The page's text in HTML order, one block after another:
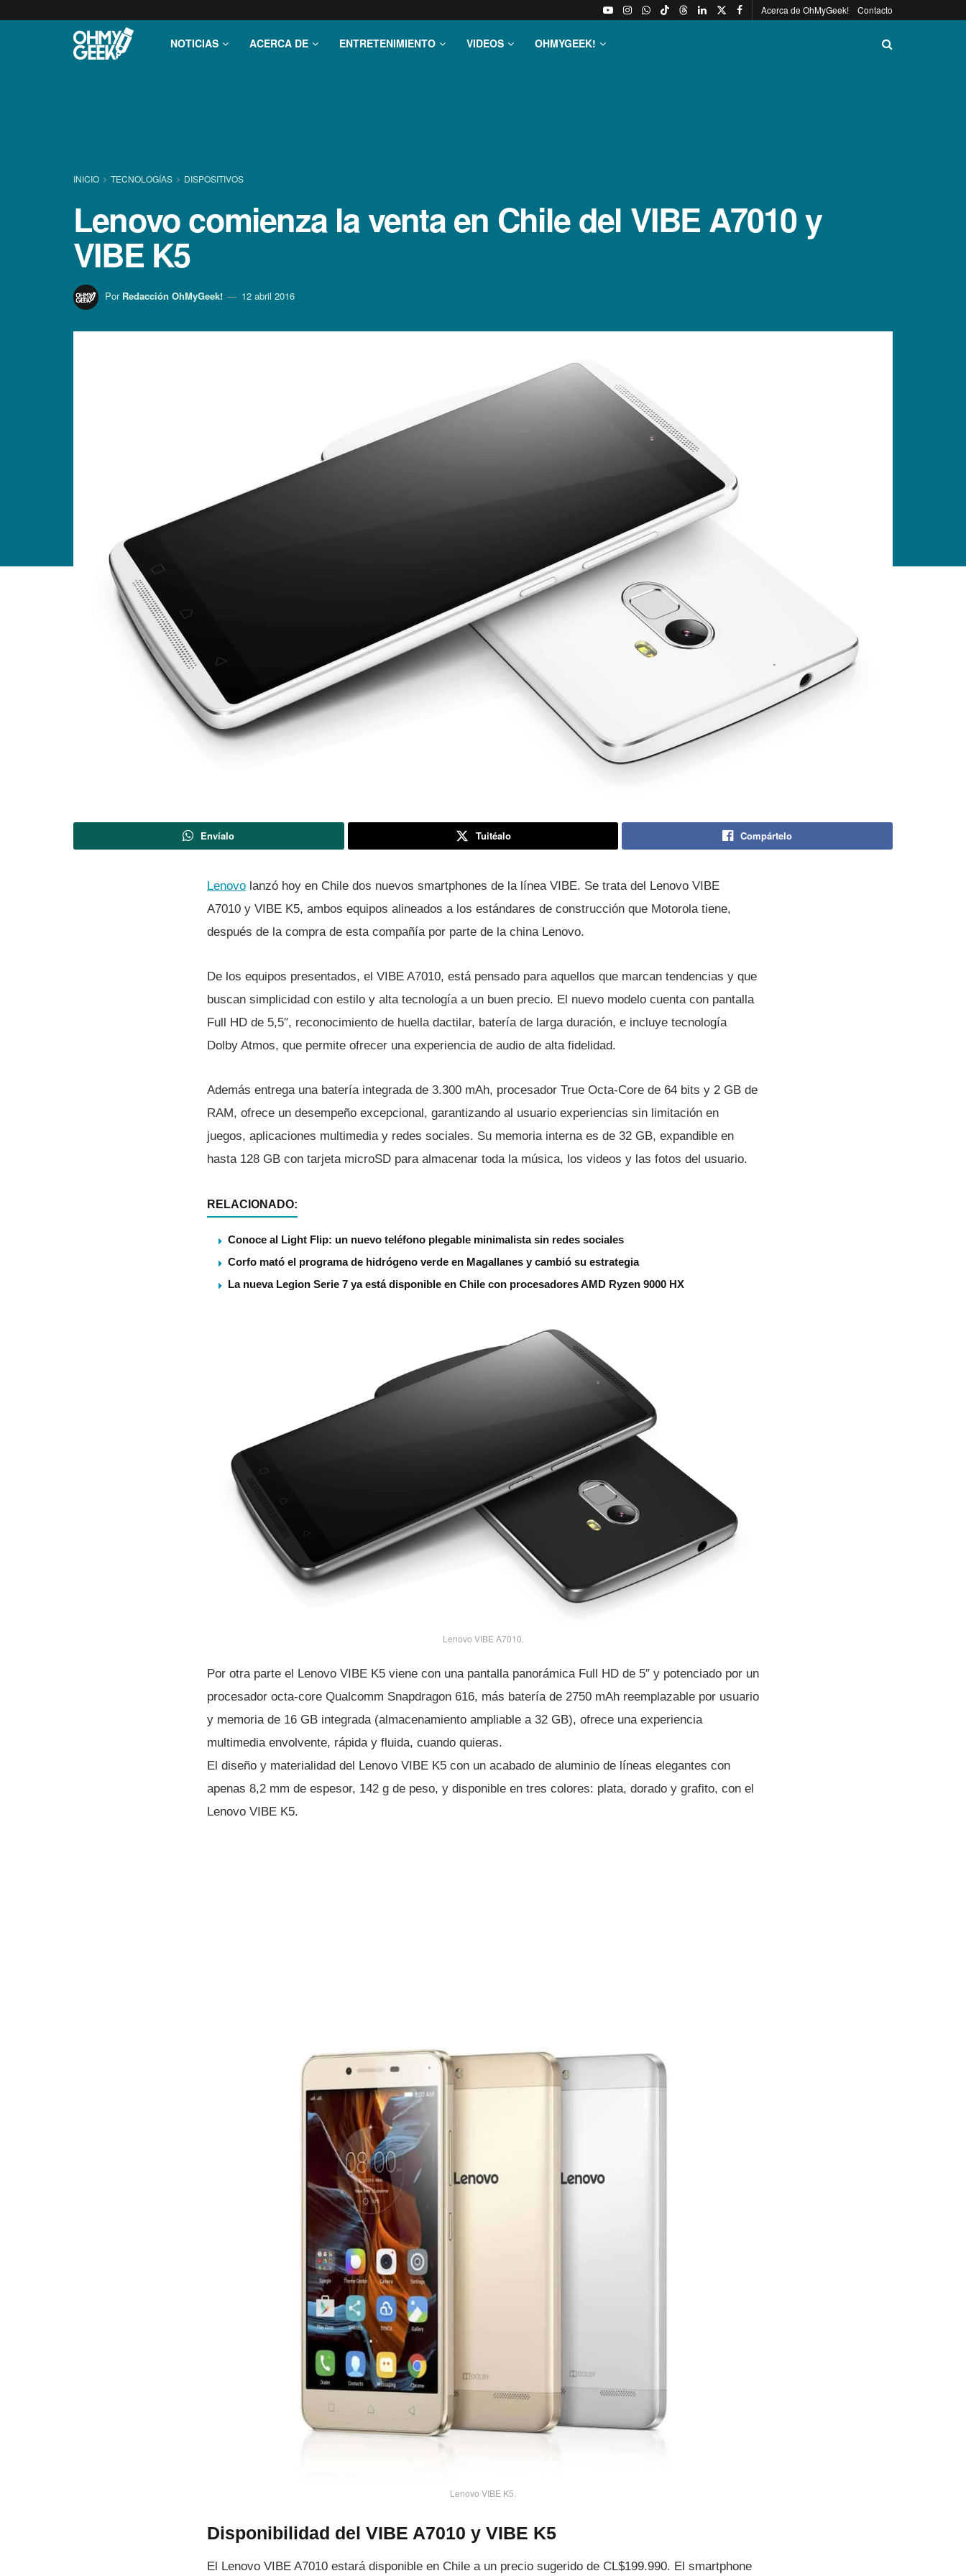
Acerca de OhMyGeek! Contacto
NOTICIAS ACERCA DE ENTRETENIMIENTO VIDEOS OHMYGEEK!
INICIO TECNOLOGÍ­AS DISPOSITIVOS
Lenovo comienza la venta en Chile del VIBE A7010 y
VIBE K5
Por Redacción OhMyGeek! 12 abril 2016
Envíalo Tuitéalo Compártelo
Lenovo lanzó hoy en Chile dos nuevos smartphones de la lí­nea VIBE. Se trata del Lenovo VIBE
A7010 y VIBE K5, ambos equipos alineados a los estándares de construcción que Motorola tiene,
después de la compra de esta compañí­a por parte de la china Lenovo.
De los equipos presentados, el VIBE A7010, está pensado para aquellos que marcan tendencias y que
buscan simplicidad con estilo y alta tecnologí­a a un buen precio. El nuevo modelo cuenta con pantalla
Full HD de 5,5″, reconocimiento de huella dactilar, baterí­a de larga duración, e incluye tecnologí­a
Dolby Atmos, que permite ofrecer una experiencia de audio de alta fidelidad.
Además entrega una baterí­a integrada de 3.300 mAh, procesador True Octa-Core de 64 bits y 2 GB de
RAM, ofrece un desempeño excepcional, garantizando al usuario experiencias sin limitación en
juegos, aplicaciones multimedia y redes sociales. Su memoria interna es de 32 GB, expandible en
hasta 128 GB con tarjeta microSD para almacenar toda la música, los videos y las fotos del usuario.
RELACIONADO:
Conoce al Light Flip: un nuevo teléfono plegable minimalista sin redes sociales
Corfo mató el programa de hidrógeno verde en Magallanes y cambió su estrategia
La nueva Legion Serie 7 ya está disponible en Chile con procesadores AMD Ryzen 9000 HX
Lenovo VIBE A7010.
Por otra parte el Lenovo VIBE K5 viene con una pantalla panorámica Full HD de 5″ y potenciado por un
procesador octa-core Qualcomm Snapdragon 616, más baterí­a de 2750 mAh reemplazable por usuario
y memoria de 16 GB integrada (almacenamiento ampliable a 32 GB), ofrece una experiencia
multimedia envolvente, rápida y fluida, cuando quieras.
El diseño y materialidad del Lenovo VIBE K5 con un acabado de aluminio de lí­neas elegantes con
apenas 8,2 mm de espesor, 142 g de peso, y disponible en tres colores: plata, dorado y grafito, con el
Lenovo VIBE K5.
Lenovo VIBE K5.
Disponibilidad del VIBE A7010 y VIBE K5
El Lenovo VIBE A7010 estará disponible en Chile a un precio sugerido de CL$199.990. El smartphone